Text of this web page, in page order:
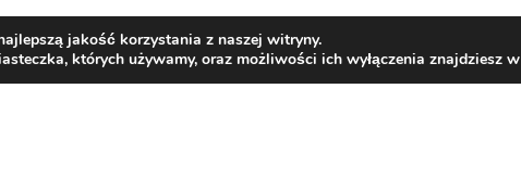
jakość korzystania z naszej witryny.
których używamy, oraz możliwości ich wyłączenia znajdziesz w